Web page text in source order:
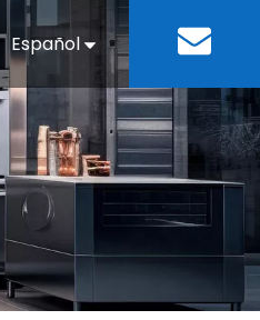
de refrigeración
para lavar platos
Residencias de
Español
English